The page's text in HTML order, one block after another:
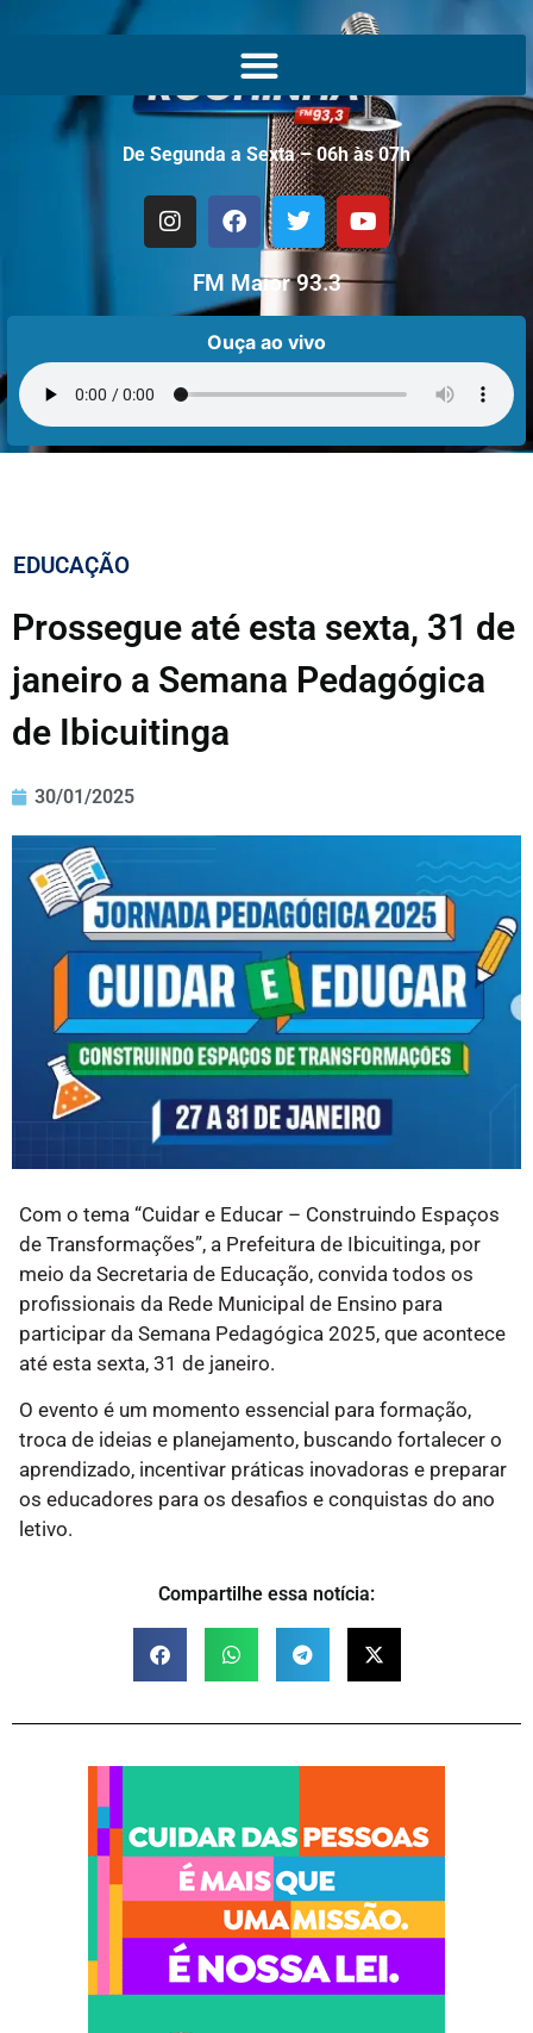
De Segunda a Sexta – 06h às 07h
FM Maior 93.3
Ouça ao vivo
EDUCAÇÃO
Prossegue até esta sexta, 31 de
janeiro a Semana Pedagógica
de Ibicuitinga
30/01/2025
Com o tema “Cuidar e Educar – Construindo Espaços
de Transformações”, a Prefeitura de Ibicuitinga, por
meio da Secretaria de Educação, convida todos os
profissionais da Rede Municipal de Ensino para
participar da Semana Pedagógica 2025, que acontece
até esta sexta, 31 de janeiro.
O evento é um momento essencial para formação,
troca de ideias e planejamento, buscando fortalecer o
aprendizado, incentivar práticas inovadoras e preparar
os educadores para os desafios e conquistas do ano
letivo.
Compartilhe essa notícia: